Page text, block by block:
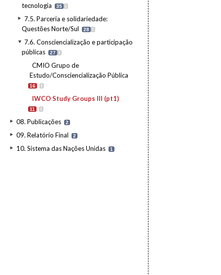
tecnologia
35 I
7.5. Parceria e solidariedade:
Questões Norte/Sul
28 I
7.6. Consciencialização e participação
públicas
27 I
CMIO Grupo de
Estudo/Consciencialização Pública
16 I
IWCO Study Groups III (pt1)
11 I
08. Publicações 2
09. Relatório Final 2
10. Sistema das Nações Unidas 1